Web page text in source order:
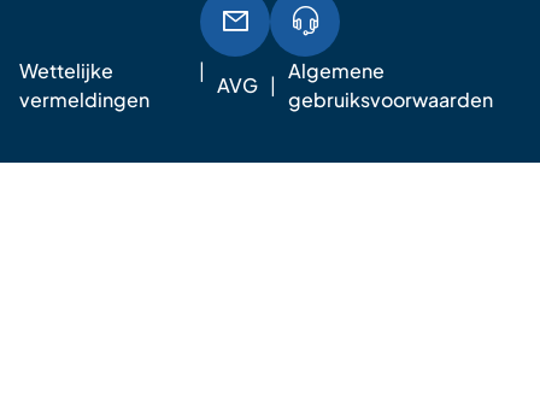
Wettelijke
vermeldingen
AVG
Algemene
gebruiksvoorwaarden